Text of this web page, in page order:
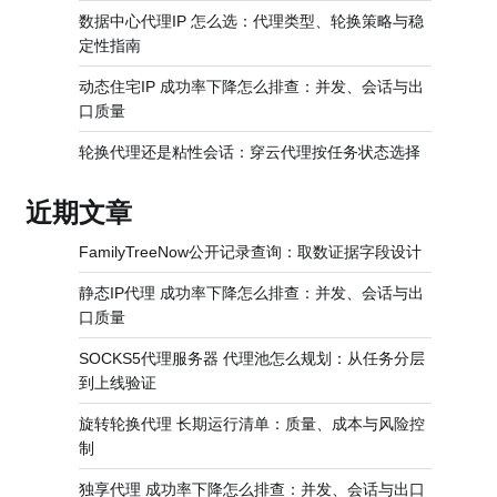
数据中心代理IP 怎么选：代理类型、轮换策略与稳
定性指南
动态住宅IP 成功率下降怎么排查：并发、会话与出
口质量
轮换代理还是粘性会话：穿云代理按任务状态选择
近期文章
FamilyTreeNow公开记录查询：取数证据字段设计
静态IP代理 成功率下降怎么排查：并发、会话与出
口质量
SOCKS5代理服务器 代理池怎么规划：从任务分层
到上线验证
旋转轮换代理 长期运行清单：质量、成本与风险控
制
独享代理 成功率下降怎么排查：并发、会话与出口